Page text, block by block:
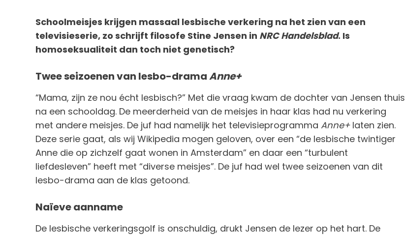
Schoolmeisjes krijgen massaal lesbische verkering na het zien van een
televisieserie, zo schrijft filosofe Stine Jensen in NRC Handelsblad. Is
homoseksualiteit dan toch niet genetisch?
Twee seizoenen van lesbo-dramaAnne+
“Mama, zijn ze nou écht lesbisch?” Met die vraag kwam de dochter van Jensen thuis
na een schooldag. De meerderheid van de meisjes in haar klas had nu verkering
met andere meisjes. De juf had namelijk het televisieprogramma Anne+ laten zien.
Deze serie gaat, als wij Wikipedia mogen geloven, over een “de lesbische twintiger
Anne die op zichzelf gaat wonen in Amsterdam” en daar een “turbulent
liefdesleven” heeft met “diverse meisjes”. De juf had wel twee seizoenen van dit
lesbo-drama aan de klas getoond.
Naïeve aanname
De lesbische verkeringsgolf is onschuldig, drukt Jensen de lezer op het hart. De